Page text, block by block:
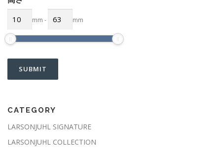
mm - mm
CATEGORY
LARSONJUHL SIGNATURE
LARSONJUHL COLLECTION